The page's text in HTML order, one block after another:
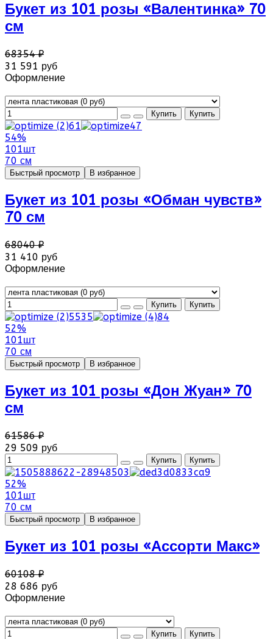
Букет из 101 розы «Валентинка» 70
см
68354 ₽
31 591 руб
Оформление
54%
101шт
70 см
Быстрый просмотр В избранное
Букет из 101 розы «Обман чувств»
70 см
68040 ₽
31 410 руб
Оформление
52%
101шт
70 см
Быстрый просмотр В избранное
Букет из 101 розы «Дон Жуан» 70
см
61586 ₽
29 509 руб
52%
101шт
70 см
Быстрый просмотр В избранное
Букет из 101 розы «Ассорти Макс»
60108 ₽
28 686 руб
Оформление